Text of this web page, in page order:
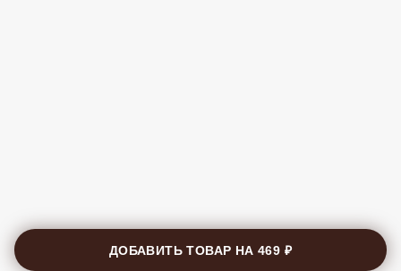
ДОБАВИТЬ ТОВАР НА469 ₽